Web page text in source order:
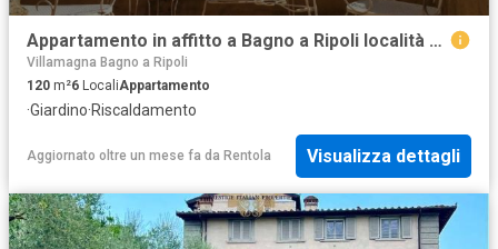
Appartamento in affitto a Bagno a Ripoli località Montecucco, arredato, giardino privato, box TrovaCasa
Villamagna Bagno a Ripoli
120 m²6 LocaliAppartamento
·Giardino·Riscaldamento
Aggiornato oltre un mese fa da Rentola Visualizza dettagli